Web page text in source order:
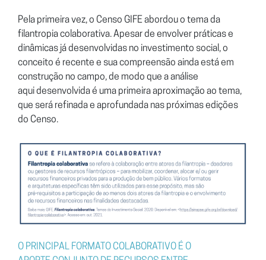
Pela primeira vez, o Censo GIFE abordou o tema da
filantropiacolaborativa. Apesar de envolver práticas e
dinâmicas já desenvolvidas no investimento social, o
conceito é recente e sua compreensão ainda está em
construção no campo, de modo que a análise
aquidesenvolvida é uma primeira aproximação ao tema,
que será refinada e aprofundada nas próximas edições
do Censo.
O PRINCIPAL FORMATO COLABORATIVO É O